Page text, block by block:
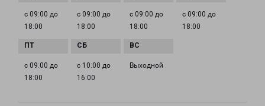
с 09:00 до
18:00
с 09:00 до
18:00
с 09:00 до
18:00
с 09:00 до
18:00
с 09:00 до
18:00
с 10:00 до
16:00
Выходной